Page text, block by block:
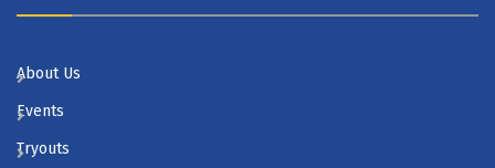
About Us
Events
Tryouts